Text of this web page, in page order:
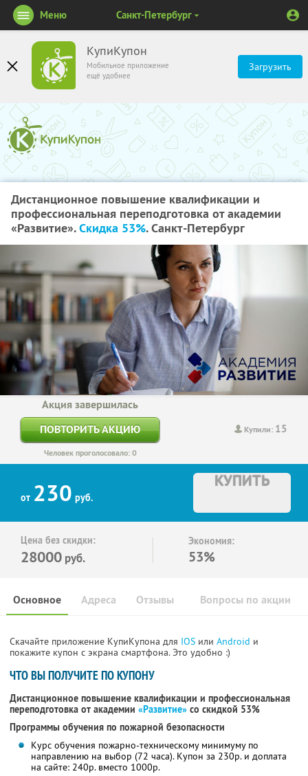
КупиКупон
Мобильное приложение
ещё удобнее
Загрузить
Меню Санкт-Петербург
Дистанционное повышение квалификации и
профессиональная переподготовка от академии
«Развитие».Скидка 53%. Санкт-Петербург
Купили: 15
Акция завершилась
ПОВТОРИТЬ АКЦИЮ
Человек проголосовало: 0
от 230 руб.
КУПИТЬ
Цена без скидки:
28000 руб.
Экономия:
53%
Основное Отзывы Вопросы по акции
Адреса
Скачайте приложение КупиКупона для IOS или Android и
покажите купон с экрана смартфона. Это удобно :)
ЧТО ВЫ ПОЛУЧИТЕ ПО КУПОНУ
Дистанционное повышение квалификации и профессиональная
переподготовка от академии «Развитие» со скидкой 53%
Программы обучения по пожарной безопасности
Курс обучения пожарно-техническому минимуму по
направлению на выбор (72 часа). Купон за 230р. и доплата
на сайте: 240р. вместо 1000р.